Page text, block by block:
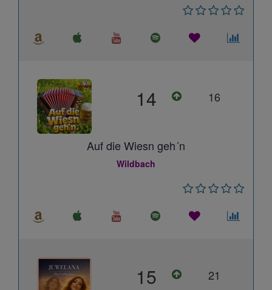
14 16
Auf die Wiesn geh´n
Wildbach
15 21